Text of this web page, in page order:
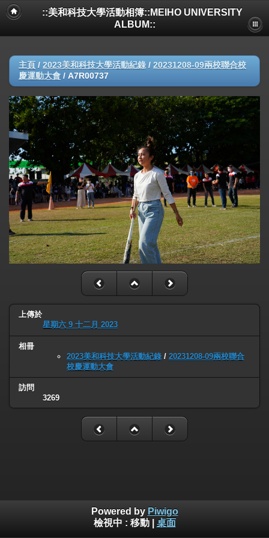
::美和科技大學活動相簿::MEIHO UNIVERSITY
ALBUM::
主頁 / 2023美和科技大學活動紀錄 / 20231208-09兩校聯合校
慶運動大會 / A7R00737
上傳於
星期六 9 十二月 2023
相冊
2023美和科技大學活動紀錄 / 20231208-09兩校聯合
校慶運動大會
訪問
3269
Powered by Piwigo
檢視中 : 移動| 桌面